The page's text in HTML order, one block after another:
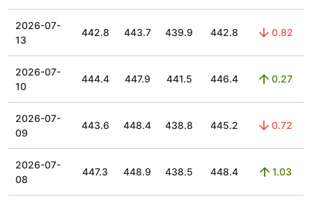
2026-07-
13
442.8 443.7 439.9 442.8 0.82
2026-07-
10
444.4 447.9 441.5 446.4 0.27
2026-07-
09
443.6 448.4 438.8 445.2 0.72
2026-07-
08
447.3 448.9 438.5 448.4 1.03